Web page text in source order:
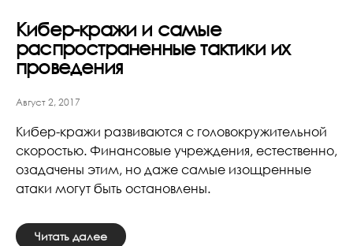
Кибер-кражи и самые
распространенные тактики их
проведения
Август 2, 2017
Кибер-кражи развиваются с головокружительной
скоростью. Финансовые учреждения, естественно,
озадачены этим, но даже самые изощренные
атаки могут быть остановлены.
Читать далее